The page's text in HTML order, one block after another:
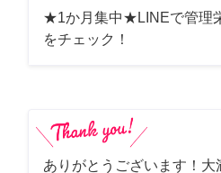
★1か月集中★LINEで管理
をチェック！
ありがとうございます！大